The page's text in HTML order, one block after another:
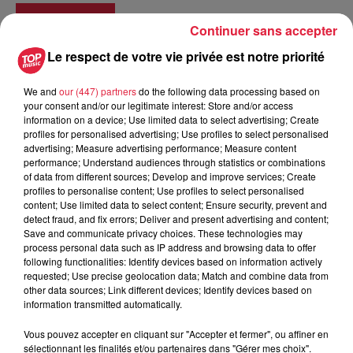
MARCHÉ DE NOËL MÉDIÉVAL
Samedi 2 et dimanche 3 décembre
Samedi 9 et dimanche 10 décembre 2023
Sam. de 10h à 19h - Dim. de 10h à 18h
Une manifestation qualitative tant dans sa conception que
sa réalisation, qui se démarque des autres marchés de noël
grâce à sa singularité et son identité propre.
La cité de Ribeauvillé s’est en effet toujours démarquée par
son marché de Noël médiéval mobilisant un nombre très
important d’associations et caractérisé par de nombreuses
animations.
C’est de fait, l’un des marchés de Noël les plus courus
Le respect de votre vie privée est notre priorité
We and our (447) partnersdo the following data processing based on
your consent and/or our legitimate interest: Store and/or access
information on a device; Use limited data to select advertising; Create
profiles for personalised advertising; Use profiles to select personalised
advertising; Measure advertising performance; Measure content
performance; Understand audiences through statistics or combinations
of data from different sources; Develop and improve services; Create
profiles to personalise content; Use profiles to select personalised
content; Use limited data to select content; Ensure security, prevent and
detect fraud, and fix errors; Deliver and present advertising and content;
Save and communicate privacy choices. These technologies may
process personal data such as IP address and browsing data to offer
following functionalities: Identify devices based on information actively
requested; Use precise geolocation data; Match and combine data from
other data sources; Link different devices; Identify devices based on
information transmitted automatically.
Vous pouvez accepter en cliquant sur "Accepter et fermer", ou affiner en
sélectionnant les finalités et/ou partenaires dans "Gérer mes choix".
Continuer sans accepter